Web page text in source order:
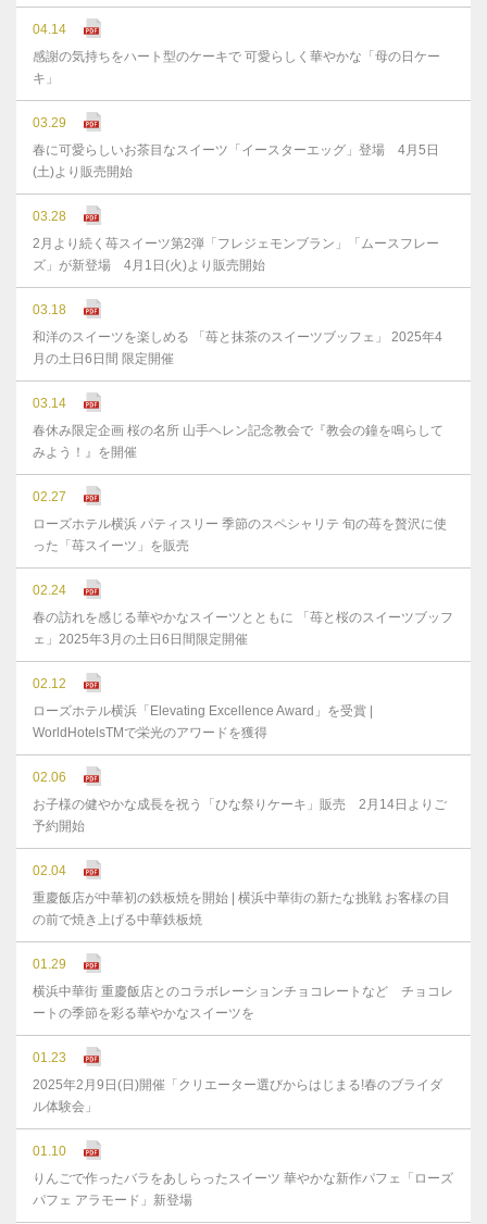
04.14
感謝の気持ちをハート型のケーキで 可愛らしく華やかな「母の日ケー
キ」
03.29
春に可愛らしいお茶目なスイーツ「イースターエッグ」登場 4月5日
(土)より販売開始
03.28
2月より続く苺スイーツ第2弾「フレジェモンブラン」「ムースフレー
ズ」が新登場 4月1日(火)より販売開始
03.18
和洋のスイーツを楽しめる 「苺と抹茶のスイーツブッフェ」 2025年4
月の土日6日間 限定開催
03.14
春休み限定企画 桜の名所 山手ヘレン記念教会で『教会の鐘を鳴らして
みよう！』を開催
02.27
ローズホテル横浜 パティスリー 季節のスペシャリテ 旬の苺を贅沢に使
った「苺スイーツ」を販売
02.24
春の訪れを感じる華やかなスイーツとともに 「苺と桜のスイーツブッフ
ェ」2025年3月の土日6日間限定開催
02.12
ローズホテル横浜「Elevating Excellence Award」を受賞 |
WorldHotelsTMで栄光のアワードを獲得
02.06
お子様の健やかな成⻑を祝う「ひな祭りケーキ」販売 2月14日よりご
予約開始
02.04
重慶飯店が中華初の鉄板焼を開始 | 横浜中華街の新たな挑戦 お客様の目
の前で焼き上げる中華鉄板焼
01.29
横浜中華街 重慶飯店とのコラボレーションチョコレートなど チョコレ
ートの季節を彩る華やかなスイーツを
01.23
2025年2月9日(日)開催「クリエーター選びからはじまる!春のブライダ
ル体験会」
01.10
りんごで作ったバラをあしらったスイーツ 華やかな新作パフェ「ローズ
パフェ アラモード」新登場